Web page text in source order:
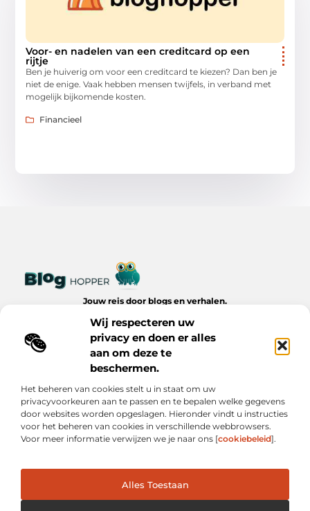
Wij respecteren uw
privacy en doen er alles
aan om deze te
beschermen.
Het beheren van cookies stelt u in staat om uw
privacyvoorkeuren aan te passen en te bepalen welke gegevens
door websites worden opgeslagen. Hieronder vindt u instructies
voor het beheren van cookies in verschillende webbrowsers.
Voor meer informatie verwijzen we je naar ons [cookiebeleid].
Alles Toestaan
Voor- en nadelen van een creditcard op een
rijtje
Ben je huiverig om voor een creditcard te kiezen? Dan ben je
niet de enige. Vaak hebben mensen twijfels, in verband met
mogelijk bijkomende kosten.
Financieel
Jouw reis door blogs en verhalen.
dagelijks leven op Bloghopper.nl.
Bericht categorie
Onze informatie
Cookiebeleid (EU)